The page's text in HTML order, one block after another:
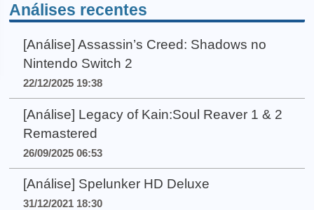
Análises recentes
[Análise] Assassin’s Creed: Shadows no
Nintendo Switch 2
22/12/2025 19:38
[Análise] Legacy of Kain:Soul Reaver 1 & 2
Remastered
26/09/2025 06:53
[Análise] Spelunker HD Deluxe
31/12/2021 18:30